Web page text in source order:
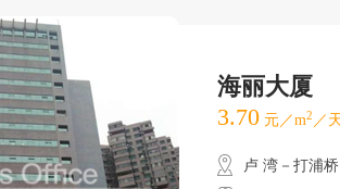
海丽大厦
3.70 元／m2 ／
卢 湾－打浦桥